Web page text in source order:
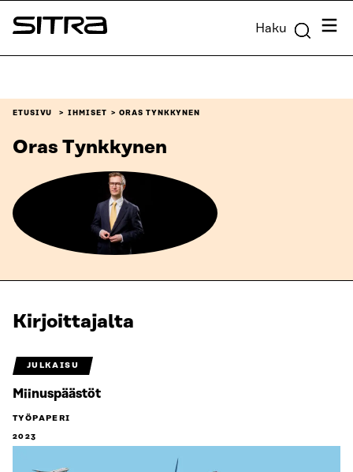
Siirry
suoraan
Sitra Haku
ETUSIVU IHMISET ORAS TYNKKYNEN
Oras Tynkkynen
Kirjoittajalta
JULKAISU
Miinuspäästöt
TYÖPAPERI
2023